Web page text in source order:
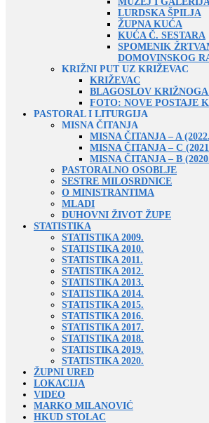
LURDSKA ŠPILJA
ŽUPNA KUĆA
KUĆA Č. SESTARA
SPOMENIK
DOMOVINSKOG
KRIŽNI PUT UZ KRIŽEVAC
KRIŽEVAC
BLAGOSLOV KRIŽNOGA
FOTO: NOVE POSTAJE
PASTORAL I LITURGIJA
MISNA ČITANJA
MISNA ČITANJA – A
MISNA ČITANJA – C
MISNA ČITANJA – B
PASTORALNO OSOBLJE
SESTRE MILOSRDNICE
O MINISTRANTIMA
MLADI
DUHOVNI ŽIVOT ŽUPE
STATISTIKA
STATISTIKA 2009.
STATISTIKA 2010.
STATISTIKA 2011.
STATISTIKA 2012.
STATISTIKA 2013.
STATISTIKA 2014.
STATISTIKA 2015.
STATISTIKA 2016.
STATISTIKA 2017.
STATISTIKA 2018.
STATISTIKA 2019.
STATISTIKA 2020.
ŽUPNI URED
LOKACIJA
VIDEO
MARKO MILANOVIĆ
HKUD STOLAC